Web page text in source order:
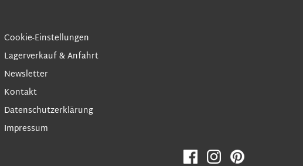
Cookie-Einstellungen
Lagerverkauf & Anfahrt
Newsletter
Kontakt
Datenschutzerklärung
Impressum